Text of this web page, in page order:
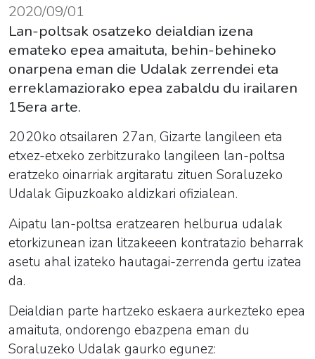
2020/09/01
Lan-poltsak osatzeko deialdian izena
emateko epea amaituta, behin-behineko
onarpena eman die Udalak zerrendei eta
erreklamaziorako epea zabaldu du irailaren
15era arte.
2020ko otsailaren 27an, Gizarte langileen eta
etxez-etxeko zerbitzurako langileen lan-poltsa
eratzeko oinarriak argitaratu zituen Soraluzeko
Udalak Gipuzkoako aldizkari ofizialean.
Aipatu lan-poltsa eratzearen helburua udalak
etorkizunean izan litzakeeen kontratazio beharrak
asetu ahal izateko hautagai-zerrenda gertu izatea
da.
Deialdian parte hartzeko eskaera aurkezteko epea
amaituta, ondorengo ebazpena eman du
Soraluzeko Udalak gaurko egunez: